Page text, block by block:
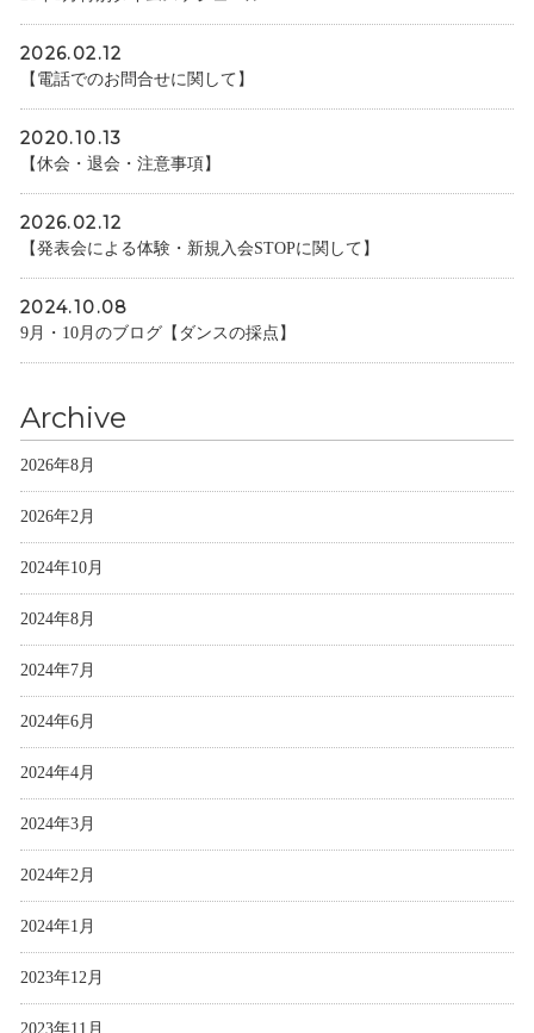
2026.02.12
【電話でのお問合せに関して】
2020.10.13
【休会・退会・注意事項】
2026.02.12
【発表会による体験・新規入会STOPに関して】
2024.10.08
9月・10月のブログ【ダンスの採点】
Archive
2026年8月
2026年2月
2024年10月
2024年8月
2024年7月
2024年6月
2024年4月
2024年3月
2024年2月
2024年1月
2023年12月
2023年11月